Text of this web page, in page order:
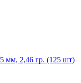
мм, 2,46 гр. (125 шт)